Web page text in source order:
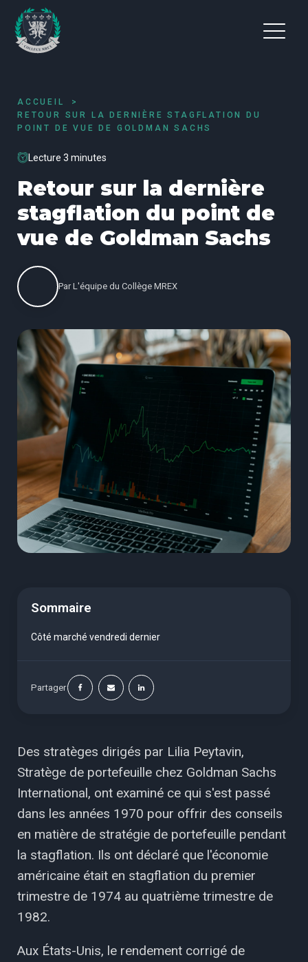
ACCUEIL
RETOUR SUR LA DERNIÈRE STAGFLATION DU
POINT DE VUE DE GOLDMAN SACHS
Lecture 3 minutes
Retour sur la dernière
stagflation du point de
vue de Goldman Sachs
Par L'équipe du Collège MREX
Sommaire
Côté marché vendredi dernier
Partager
Des stratèges dirigés par Lilia Peytavin,
Stratège de portefeuille chez Goldman Sachs
International, ont examiné ce qui s'est passé
dans les années 1970 pour offrir des conseils
en matière de stratégie de portefeuille pendant
la stagflation. Ils ont déclaré que l'économie
américaine était en stagflation du premier
trimestre de 1974 au quatrième trimestre de
1982.
Aux États-Unis, le rendement corrigé de